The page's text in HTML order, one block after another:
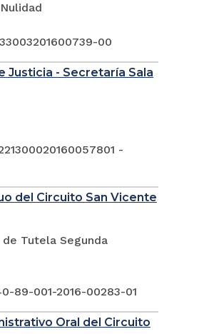
00
Justicia - Secretaría Sala
-
del Circuito San Vicente
Tutela Segunda
89-001-2016-00283-01
Oral del Circuito